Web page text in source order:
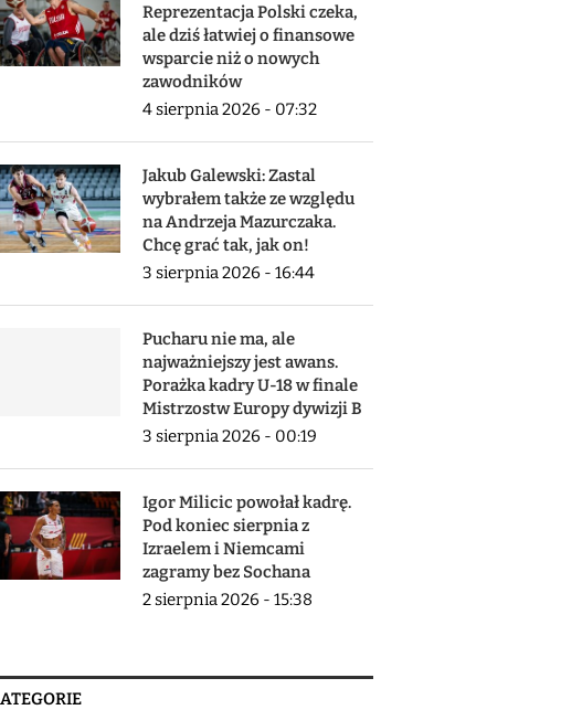
Reprezentacja Polski czeka,
ale dziś łatwiej o finansowe
wsparcie niż o nowych
zawodników
4 sierpnia 2026 - 07:32
Jakub Galewski: Zastal
wybrałem także ze względu
na Andrzeja Mazurczaka.
Chcę grać tak, jak on!
3 sierpnia 2026 - 16:44
Pucharu nie ma, ale
najważniejszy jest awans.
Porażka kadry U-18 w finale
Mistrzostw Europy dywizji B
3 sierpnia 2026 - 00:19
Igor Milicic powołał kadrę.
Pod koniec sierpnia z
Izraelem i Niemcami
zagramy bez Sochana
2 sierpnia 2026 - 15:38